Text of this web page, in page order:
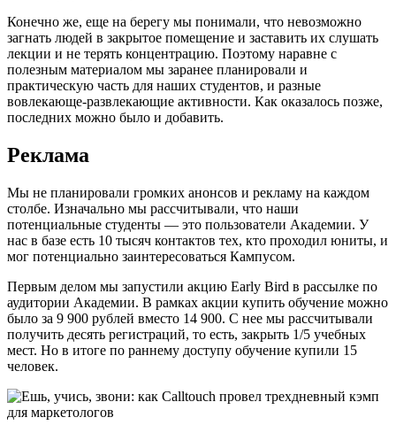
Конечно же, еще на берегу мы понимали, что невозможно
загнать людей в закрытое помещение и заставить их слушать
лекции и не терять концентрацию. Поэтому наравне с
полезным материалом мы заранее планировали и
практическую часть для наших студентов, и разные
вовлекающе-развлекающие активности. Как оказалось позже,
последних можно было и добавить.
Реклама
Мы не планировали громких анонсов и рекламу на каждом
столбе. Изначально мы рассчитывали, что наши
потенциальные студенты — это пользователи Академии. У
нас в базе есть 10 тысяч контактов тех, кто проходил юниты, и
мог потенциально заинтересоваться Кампусом.
Первым делом мы запустили акцию Early Bird в рассылке по
аудитории Академии. В рамках акции купить обучение можно
было за 9 900 рублей вместо 14 900. С нее мы рассчитывали
получить десять регистраций, то есть, закрыть 1/5 учебных
мест. Но в итоге по раннему доступу обучение купили 15
человек.